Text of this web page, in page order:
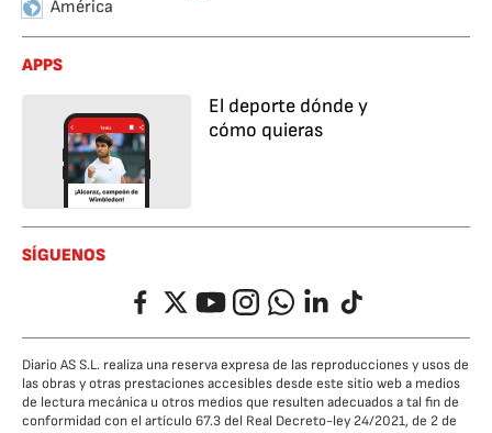
América
APPS
El deporte dónde y
cómo quieras
SÍGUENOS
FacebookTwitterYouTubeInstagramWhatsappLinkedIn
TikTok
Diario AS S.L. realiza una reserva expresa de las reproducciones y usos de
las obras y otras prestaciones accesibles desde este sitio web a medios
de lectura mecánica u otros medios que resulten adecuados a tal fin de
conformidad con el artículo 67.3 del Real Decreto-ley 24/2021, de 2 de